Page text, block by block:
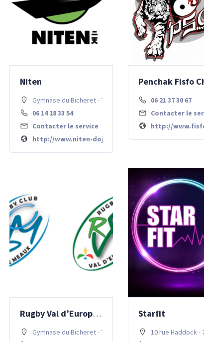
Niten
Gymnase du Bicheret - 77700 Chessy
06 14 18 33 54
Contacter le service
http://www.niten-dojo.fr
06 21 37 30 67
Contacter le
http://
Rugby Val d’Europe (RVE)
Gymnase du Bicheret - 77700 Chessy
Starfit
10 rue Haddock -